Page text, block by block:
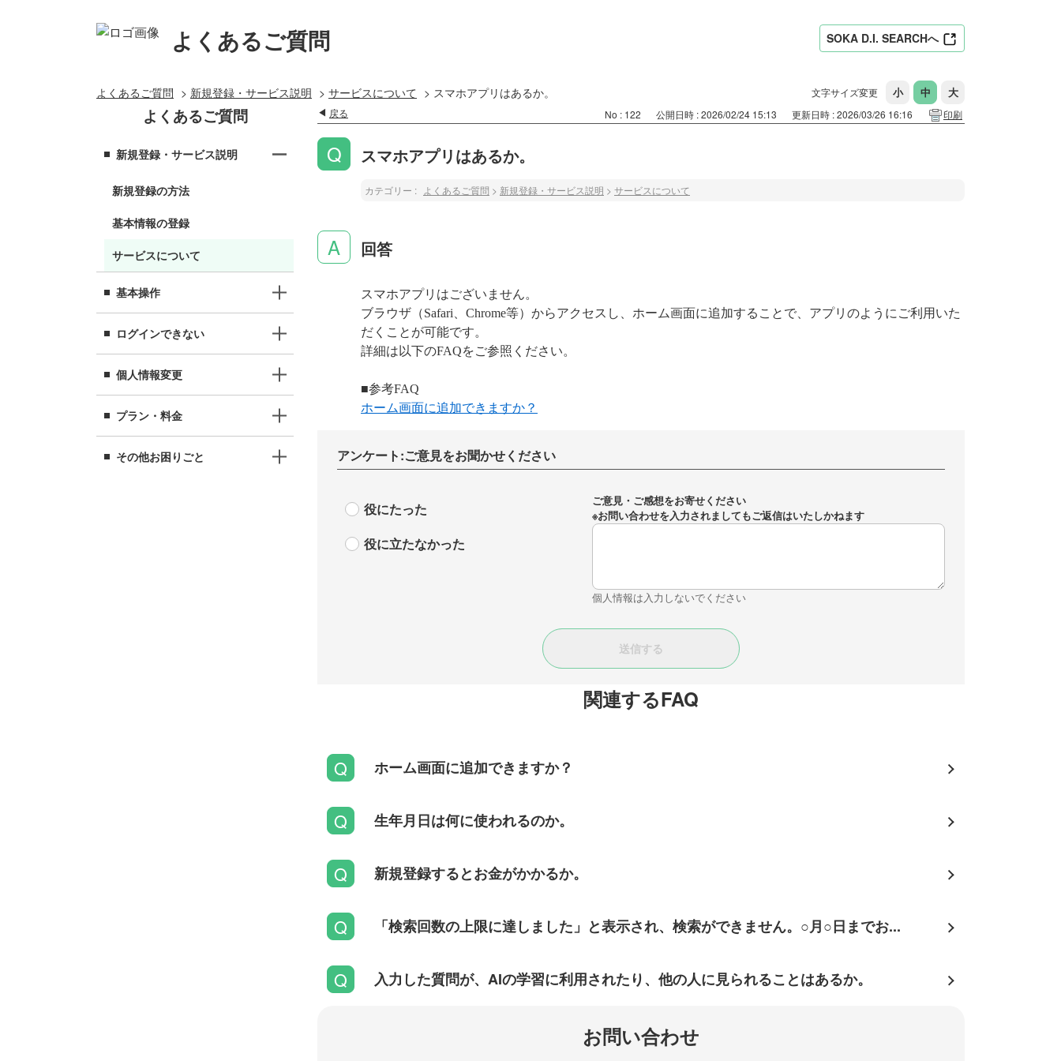
よくあるご質問 SOKA D.I. SEARCHへ
文字サイズ変更
よくあるご質問 > 新規登録・サービス説明 > サービスについて > スマホアプリはあるか。
よくあるご質問
新規登録・サービス説明
新規登録の方法
基本情報の登録
サービスについて
基本操作
ログインできない
個人情報変更
プラン・料金
その他お困りごと
戻る No : 122 公開日時 : 2026/02/24 15:13 更新日時 : 2026/03/26 16:16 印刷
スマホアプリはあるか。
カテゴリー : よくあるご質問 > 新規登録・サービス説明 > サービスについて
回答
スマホアプリはございません。
ブラウザ（Safari、Chrome等）からアクセスし、ホーム画面に追加することで、アプリのようにご利用いた
だくことが可能です。
詳細は以下のFAQをご参照ください。
■参考FAQ
ホーム画面に追加できますか？
アンケート:ご意見をお聞かせください
役にたった
役に立たなかった
ご意見・ご感想をお寄せください
※お問い合わせを入力されましてもご返信はいたしかねます
個人情報は入力しないでください
関連するFAQ
ホーム画面に追加できますか？
生年月日は何に使われるのか。
新規登録するとお金がかかるか。
「検索回数の上限に達しました」と表示され、検索ができません。○月○日までお...
入力した質問が、AIの学習に利用されたり、他の人に見られることはあるか。
お問い合わせ